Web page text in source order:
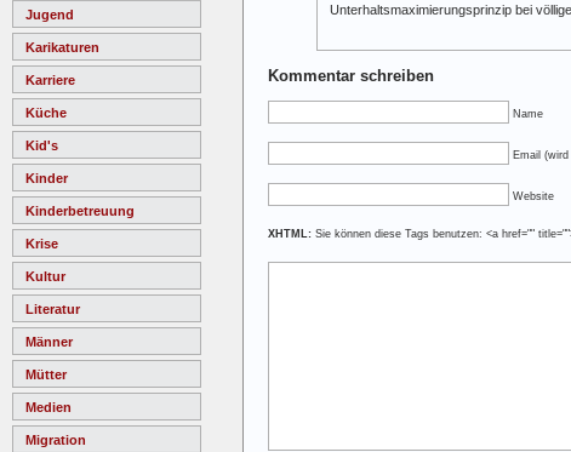
Jugend
Karikaturen
Karriere
Küche
Kid's
Kinder
Kinderbetreuung
Krise
Kultur
Literatur
Männer
Mütter
Medien
Migration
Unterhaltsmaximierungsprinzip bei
Kommentar schreiben
Name
Email
Website
XHTML: Sie können diese Tags benutzen: <a href=""